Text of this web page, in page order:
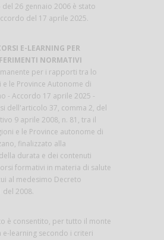
26 gennaio 2006 è stato
del 17 aprile 2025.
E-LEARNING PER
NORMATIVI
per i rapporti tra lo
e le Province Autonome di
- Accordo 17 aprile 2025 -
dell'articolo 37, comma 2, del
9 aprile 2008, n. 81, tra il
e le Province autonome di
finalizzato alla
durata e dei contenuti
formativi in materia di salute
al medesimo Decreto
del 2008.
è consentito, per tutto il monte
e-learning secondo i criteri